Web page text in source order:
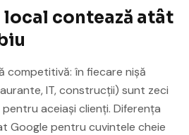
local contează atât
competitivă: în fiecare nișă
IT, construcții) sunt zeci
aceiași clienți. Diferența
Google pentru cuvintele cheie